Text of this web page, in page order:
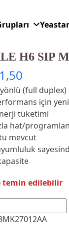
H6 SIP
(full
için
tüketimi
hat/
mevcut
temin edilebilir